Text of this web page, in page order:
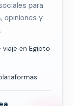
para
opiniones y
en Egipto